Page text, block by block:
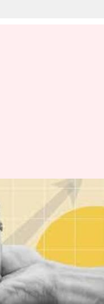
ఈక్విటీ
14 శాతం
pm